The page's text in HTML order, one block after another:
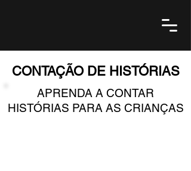
CONTAÇÃO DE HISTÓRIAS
APRENDA A CONTAR
HISTÓRIAS PARA AS CRIANÇAS